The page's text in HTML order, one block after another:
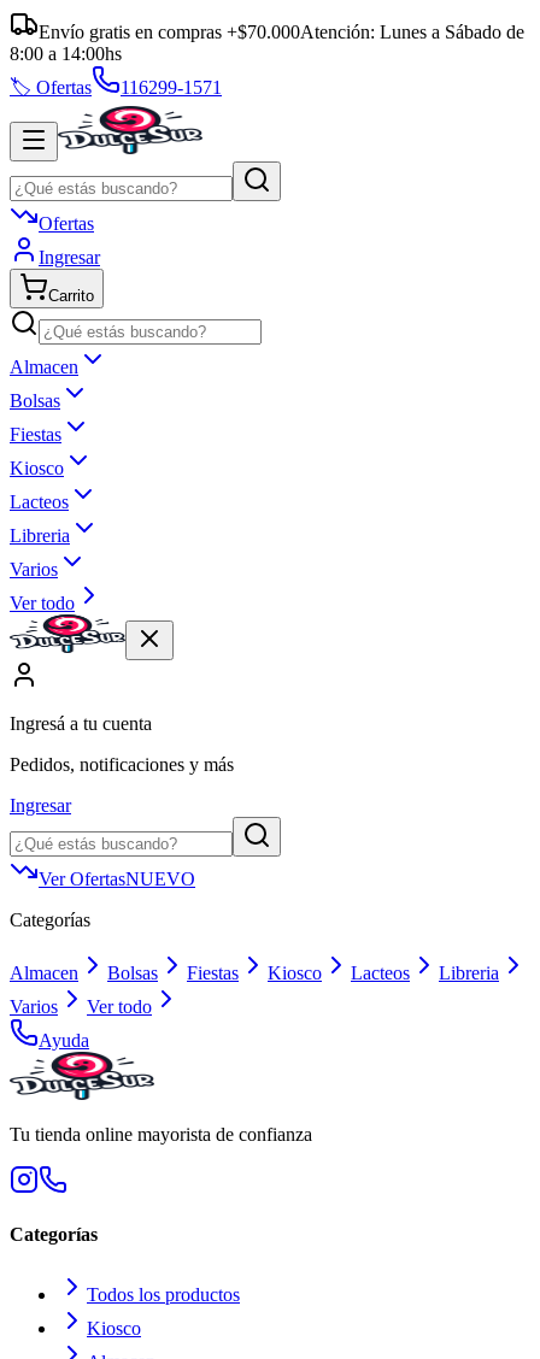
Envío gratis en compras +$70.000Atención: Lunes a Sábado de
8:00 a 14:00hs
🏷️ Ofertas
116299-1571
Ofertas
Ingresar
Carrito
Almacen
Bolsas
Fiestas
Kiosco
Lacteos
Libreria
Varios
Ver todo
Ingresá a tu cuenta
Pedidos, notificaciones y más
Ingresar
Ver OfertasNUEVO
Categorías
Almacen Bolsas Fiestas Kiosco Lacteos
Libreria
Varios
Ver todo
Ayuda
Tu tienda online mayorista de confianza
Categorías
Todos los productos
Kiosco